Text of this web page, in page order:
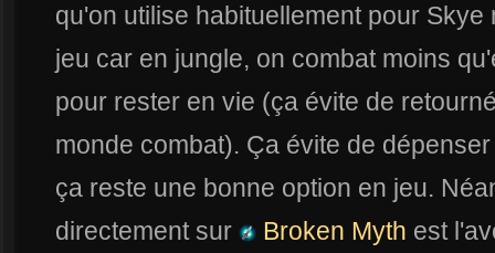
qu'on utilise habituellement pour
jeu car en jungle, on combat moins
pour rester en vie (ça évite de
monde combat). Ça évite de
ça reste une bonne option en jeu.
directement sur
Broken Myth est